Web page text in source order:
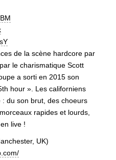
de la scène hardcore par
le charismatique Scott
a sorti en 2015 son
hour ». Les californiens
du son brut, des choeurs
rapides et lourds,
live !
UK)